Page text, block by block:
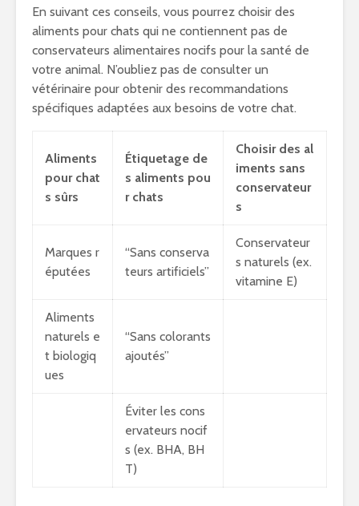
En suivant ces conseils, vous pourrez choisir des
aliments pour chats qui ne contiennent pas de
conservateurs alimentaires nocifs pour la santé de
votre animal. N’oubliez pas de consulter un
vétérinaire pour obtenir des recommandations
spécifiques adaptées aux besoins de votre chat.
Aliments
pour chat
s sûrs
Étiquetage de
s aliments pou
r chats
Choisir des al
iments sans
conservateur
s
Marques r
éputées
“Sans conserva
teurs artificiels”
Conservateur
s naturels (ex.
vitamine E)
Aliments
naturels e
t biologiq
ues
“Sans colorants
ajoutés”
Éviter les cons
ervateurs nocif
s (ex. BHA, BH
T)